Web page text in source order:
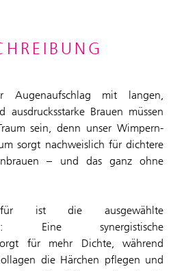
Augenaufschlag mit langen,
Brauen müssen
sein, denn unser Wimpern-
sorgt nachweislich für dichtere
– und das ganz ohne
ist die ausgewählte
Eine synergistische
für mehr Dichte, während
die Härchen pflegen und